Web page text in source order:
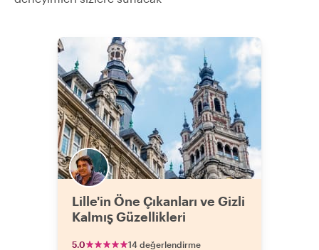
Lille'in Öne Çıkanları ve Gizli
Kalmış Güzellikleri
5.0 14 değerlendirme